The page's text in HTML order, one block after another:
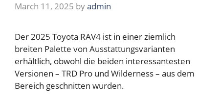
March 11, 2025 byadmin
Der 2025 Toyota RAV4 ist in einer ziemlich
breiten Palette von Ausstattungsvarianten
erhältlich, obwohl die beiden interessantesten
Versionen – TRD Pro und Wilderness – aus dem
Bereich geschnitten wurden.